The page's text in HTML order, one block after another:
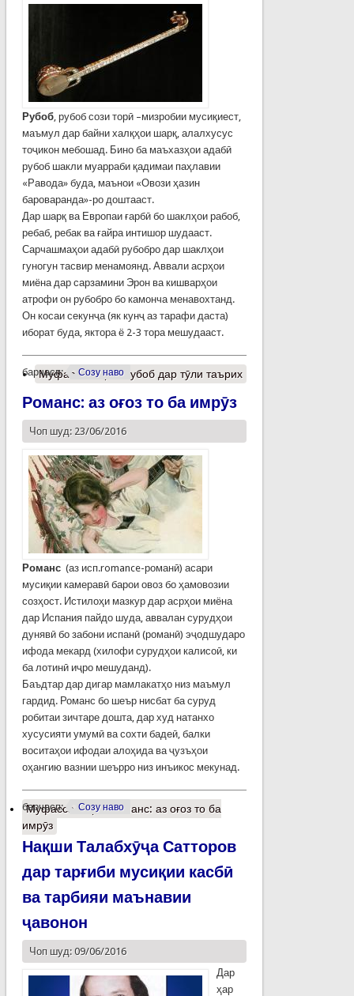
Рубоб, рубоб сози торӣ –мизробии мусиқиест,
маъмул дар байни халқҳои шарқ, алалхусус
тоҷикон мебошад. Бино ба маъхазҳои адабӣ
рубоб шакли муарраби қадимаи паҳлавии
«Равода» буда, маънои «Овози ҳазин
бароваранда»-ро доштааст.
Дар шарқ ва Европаи ғарбӣ бо шаклҳои рабоб,
ребаб, ребак ва ғайра интишор шудааст.
Сарчашмаҳои адабӣ рубобро дар шаклҳои
гуногун тасвир менамоянд. Аввали асрҳои
миёна дар сарзамини Эрон ва кишварҳои
атрофи он рубобро бо камонча менавохтанд.
Он косаи секунҷа (як кунҷ аз тарафи даста)
иборат буда, яктора ё 2-3 тора мешудааст.
барчасп: Созу наво
Муфассалтаро Рубоб дар тӯли таърих
Романс: аз оғоз то ба имрӯз
Чоп шуд: 23/06/2016
Романс(аз исп.romance-романӣ) асари
мусиқии камеравӣ барои овоз бо ҳамовозии
созҳост. Истилоҳи мазкур дар асрҳои миёна
дар Испания пайдо шуда, аввалан сурудҳои
дунявӣ бо забони испанӣ (романӣ) эҷодшударо
ифода мекард (хилофи сурудҳои калисоӣ, ки
ба лотинӣ иҷро мешуданд).
Баъдтар дар дигар мамлакатҳо низ маъмул
гардид. Романс бо шеър нисбат ба суруд
робитаи зичтаре дошта, дар худ натанхо
хусусияти умумӣ ва сохти бадеӣ, балки
воситаҳои ифодаи алоҳида ва ҷузъҳои
оҳангию вазнии шеърро низ инъикос мекунад.
барчасп: Созу наво
Муфассалтаро Романс: аз оғоз то ба
имрӯз
Нақши Талабхӯҷа Сатторов
дар тарғиби мусиқии касбӣ
ва тарбияи маънавии
ҷавонон
Чоп шуд: 09/06/2016
Дар
ҳар